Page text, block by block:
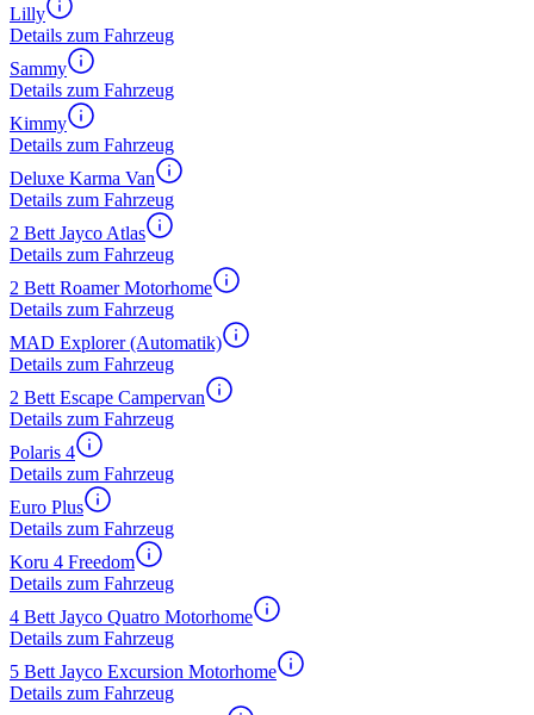
Lilly
Details zum Fahrzeug
Sammy
Details zum Fahrzeug
Kimmy
Details zum Fahrzeug
Deluxe Karma Van
Details zum Fahrzeug
2 Bett Jayco Atlas
Details zum Fahrzeug
2 Bett Roamer Motorhome
Details zum Fahrzeug
MAD Explorer (Automatik)
Details zum Fahrzeug
2 Bett Escape Campervan
Details zum Fahrzeug
Polaris 4
Details zum Fahrzeug
Euro Plus
Details zum Fahrzeug
Koru 4 Freedom
Details zum Fahrzeug
4 Bett Jayco Quatro Motorhome
Details zum Fahrzeug
5 Bett Jayco Excursion Motorhome
Details zum Fahrzeug